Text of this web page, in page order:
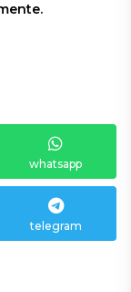
whatsapp
telegram